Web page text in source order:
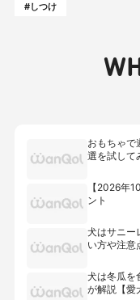
#しつけ
おもちゃで
選を試して
【2026年
ント
犬はサニー
い方や注意
犬は冬瓜を
が解説【愛